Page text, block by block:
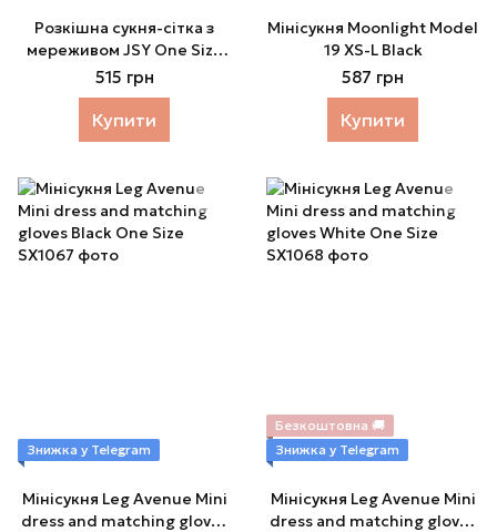
Розкішна сукня-сітка з
мереживом JSY One Size
White Новинка
515 грн
Купити
Мінісукня Moonlight Model
19 XS-L Black
587 грн
Купити
Знижка у Telegram
Мінісукня Leg Avenue Mini
dress and matching gloves
Безкоштовна 🚚
Знижка у Telegram
Мінісукня Leg Avenue Mini
dress and matching gloves